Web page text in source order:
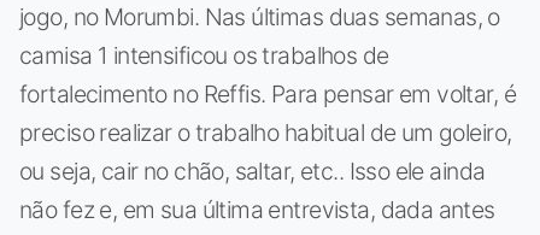
jogo, no Morumbi. Nas últimas duas semanas, o
camisa 1 intensificou os trabalhos de
fortalecimento no Reffis. Para pensar em voltar, é
preciso realizar o trabalho habitual de um goleiro,
ou seja, cair no chão, saltar, etc.. Isso ele ainda
não fez e, em sua última entrevista, dada antes